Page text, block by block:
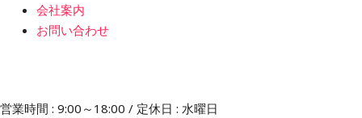
会社案内
お問い合わせ
営業時間 : 9:00～18:00 / 定休日 : 水曜日